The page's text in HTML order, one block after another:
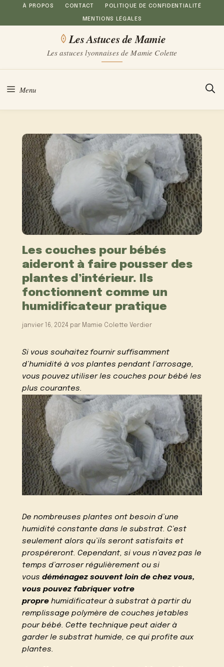
Aller
au
À PROPOS CONTACT POLITIQUE DE CONFIDENTIALITÉ
MENTIONS LÉGALES
Les Astuces de Mamie
Les astuces lyonnaises de Mamie Colette
Menu
Les couches pour bébés
aideront à faire pousser des
plantes d’intérieur. Ils
fonctionnent comme un
humidificateur pratique
janvier 16, 2024 par Mamie Colette Verdier
Si vous souhaitez fournir suffisamment
d’humidité à vos plantes pendant l’arrosage,
vous pouvez utiliser les couches pour bébé les
plus courantes.
De nombreuses plantes ont besoin d’une
humidité constante dans le substrat. C’est
seulement alors qu’ils seront satisfaits et
prospéreront. Cependant, si vous n’avez pas le
temps d’arroser régulièrement ou si
vousdéménagez souvent loin de chez vous,
vous pouvez fabriquer votre
propre humidificateur à substrat à partir du
remplissage polymère de couches jetables
pour bébé. Cette technique peut aider à
garder le substrat humide, ce qui profite aux
plantes.